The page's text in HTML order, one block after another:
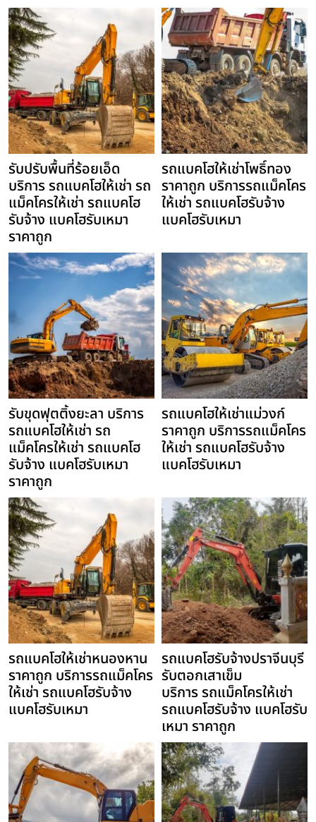
รับปรับพื้นที่ร้อยเอ็ด
บริการ รถแบคโฮให้เช่า รถ
แม็คโครให้เช่า รถแบคโฮ
รับจ้าง แบคโฮรับเหมา
ราคาถูก
รถแบคโฮให้เช่าโพธิ์ทอง
ราคาถูก บริการรถแม็คโคร
ให้เช่า รถแบคโฮรับจ้าง
แบคโฮรับเหมา
รับขุดฟุตติ้งยะลา บริการ
รถแบคโฮให้เช่า รถ
แม็คโครให้เช่า รถแบคโฮ
รับจ้าง แบคโฮรับเหมา
ราคาถูก
รถแบคโฮให้เช่าแม่วงก์
ราคาถูก บริการรถแม็คโคร
ให้เช่า รถแบคโฮรับจ้าง
แบคโฮรับเหมา
รถแบคโฮให้เช่าหนองหาน
ราคาถูก บริการรถแม็คโคร
ให้เช่า รถแบคโฮรับจ้าง
แบคโฮรับเหมา
รถแบคโฮรับจ้างปราจีนบุรี
รับตอกเสาเข็ม
บริการ รถแม็คโครให้เช่า
รถแบคโฮรับจ้าง แบคโฮรับ
เหมา ราคาถูก